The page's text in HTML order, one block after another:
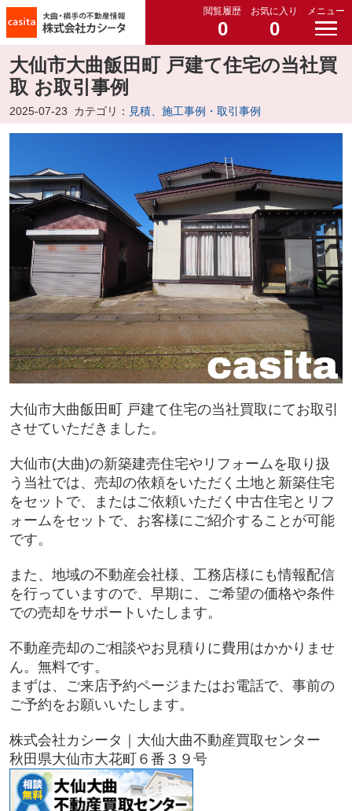
閲覧履歴
0
お気に入り
0
メニュー
大仙市大曲飯田町 戸建て住宅の当社買
取 お取引事例
2025-07-23 カテゴリ： 見積、施工事例・取引事例
大仙市大曲飯田町 戸建て住宅の当社買取にてお取引
させていただきました。
大仙市(大曲)の新築建売住宅やリフォームを取り扱
う当社では、売却の依頼をいただく土地と新築住宅
をセットで、またはご依頼いただく中古住宅とリフ
ォームをセットで、お客様にご紹介することが可能
です。
また、地域の不動産会社様、工務店様にも情報配信
を行っていますので、早期に、ご希望の価格や条件
での売却をサポートいたします。
不動産売却のご相談やお見積りに費用はかかりませ
ん。無料です。
まずは、ご来店予約ページまたはお電話で、事前の
ご予約をお願いいたします。
株式会社カシータ｜大仙大曲不動産買取センター
秋田県大仙市大花町６番３９号